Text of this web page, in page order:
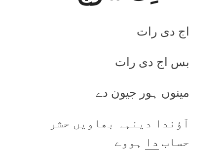
اج دی رات
بس اج دی رات
مینوں ہور جیون دے
آؤندا دینہہ بھاویں حشر
حساب دا ہووے